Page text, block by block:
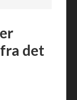
det